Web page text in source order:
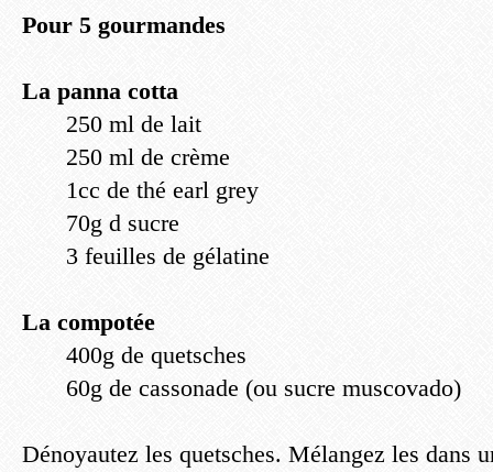
Pour 5 gourmandes
La panna cotta
250 ml de lait
250 ml de crème
1cc de thé earl grey
70g d sucre
3 feuilles de gélatine
La compotée
400g de quetsches
60g de cassonade (ou sucre muscovado)
Dénoyautez les quetsches. Mélangez les dans